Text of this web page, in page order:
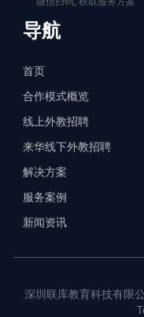
导航
首页
合作模式概览
线上外教招聘
来华线下外教招聘
解决方案
服务案例
新闻资讯
深圳联库教育科技有